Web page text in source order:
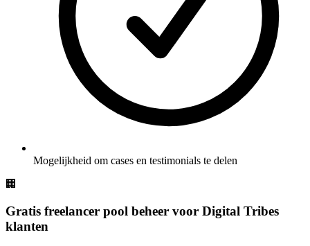
Mogelijkheid om cases en testimonials te delen
🏢
Gratis freelancer pool beheer voor Digital Tribes
klanten